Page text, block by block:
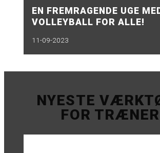
EN FREMRAGENDE UGE
VOLLEYBALL FOR ALLE!
11-09-2023
NYESTE
FOR